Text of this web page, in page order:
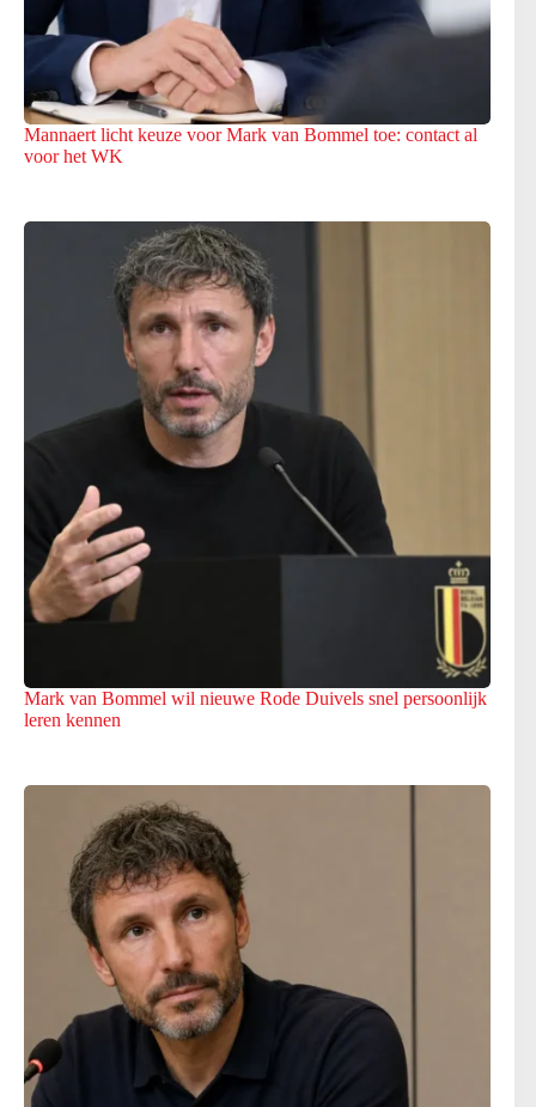
Mannaert licht keuze voor Mark van Bommel toe: contact al
voor het WK
Mark van Bommel wil nieuwe Rode Duivels snel persoonlijk
leren kennen